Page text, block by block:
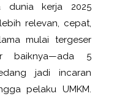
dunia kerja 2025
relevan, cepat,
mulai tergeser
baiknya—ada 5
jadi incaran
pelaku UMKM.